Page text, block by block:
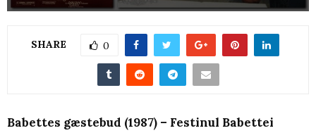
SHARE 0
Babettes gæstebud (1987) – Festinul Babettei